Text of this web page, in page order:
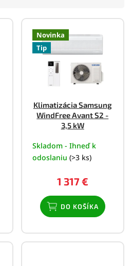
Novinka
Tip
Klimatizácia Samsung
WindFree Avant S2 -
3,5 kW
Skladom - Ihneď k
odoslaniu (>3 ks)
1 317 €
DO KOŠÍKA